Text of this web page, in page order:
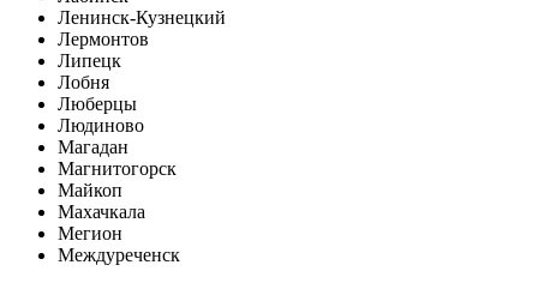
Ленинск-Кузнецкий
Лермонтов
Липецк
Лобня
Люберцы
Людиново
Магадан
Магнитогорск
Майкоп
Махачкала
Мегион
Междуреченск